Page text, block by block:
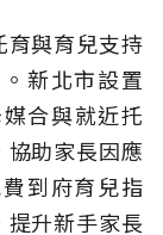
與育兒支持
新北市設置
合與就近托
助家長因應
到府育兒指
升新手家長